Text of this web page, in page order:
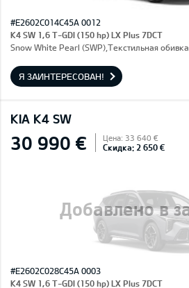
#E2602C014C45A 0012
K4 SW 1,6 T-GDI (150 hp) LX Plus 7DCT
Snow White Pearl (SWP),Текстильная
Я ЗАИНТЕРЕСОВАН!
KIA K4 SW
Добавлено в
30 990 € Цена: 33 640 €
Скидка: 2 650 €
#E2602C028C45A 0003
K4 SW 1,6 T-GDI (150 hp) LX Plus 7DCT